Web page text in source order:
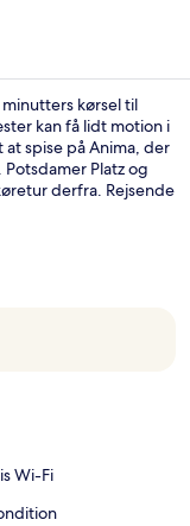
minutters kørsel til
kan få lidt motion i
spise på Anima, der
Platz og
derfra. Rejsende
offentlig transport:
Wi-Fi